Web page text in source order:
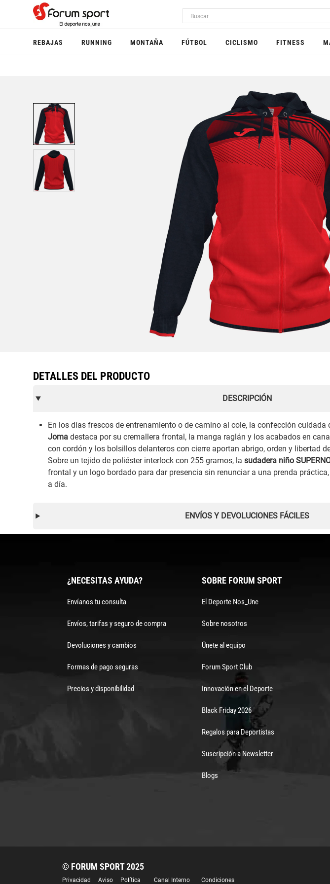
REBAJAS RUNNING MONTAÑA FÚTBOL CICLISMO FITNESS
DETALLES DEL PRODUCTO
DESCRIPCIÓN
En los días frescos de entrenamiento o de camino al cole, la confección cuidada
Joma destaca por su cremallera frontal, la manga raglán y los acabados en
con cordón y los bolsillos delanteros con cierre aportan abrigo, orden y libertad
Sobre un tejido de poliéster interlock con 255 gramos, lasudadera niño
frontal y un logo bordado para dar presencia sin renunciar a una prenda
a día.
ENVÍOS Y DEVOLUCIONES FÁCILES
¿NECESITAS AYUDA?
Envíanos tu consulta
Envíos, tarifas y seguro de compra
Devoluciones y cambios
Formas de pago seguras
Precios y disponibilidad
SOBRE FORUM SPORT
El Deporte Nos_Une
Sobre nosotros
Únete al equipo
Forum Sport Club
Innovación en el Deporte
Black Friday 2026
Regalos para Deportistas
Suscripción a Newsletter
Blogs
© FORUM SPORT 2025
Privacidad Aviso Política Canal Interno Condiciones